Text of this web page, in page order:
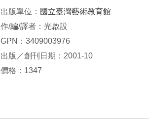
出版單位： 國立臺灣藝術教育館
作/編/譯者：光啟設
GPN：3409003976
出版／創刊日期：2001-10
價格：1347